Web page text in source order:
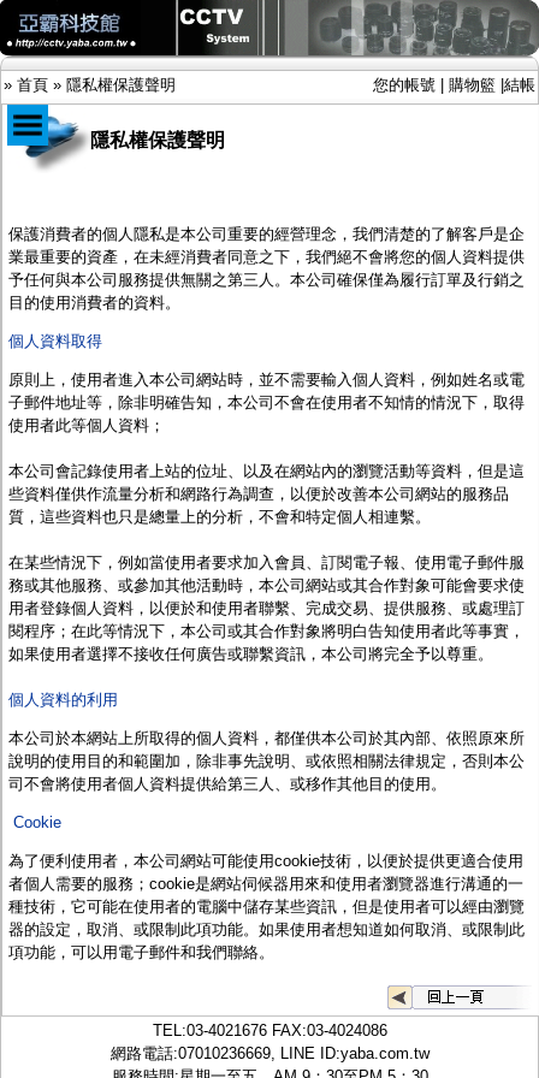
» 首頁 » 隱私權保護聲明 您的帳號 購物籃 結帳
限時促銷特惠專案
IP網路攝影機及錄放影機
AHD DVR數位錄放影機
AHD半球型(適用屋內)
AHD防護罩型攝影機(適用屋外，紅外線照射
AHD特殊功能型攝影機
旋轉型攝影機.旋轉台
傳統高解析攝影機
投光設備
防護罩及支架
多路攝影機單軸傳輸
網路設備
視訊轉換設備
雙絞線傳輸器
雜訊改善器
分配放大器
網路線
懶人線.同軸線.花線
線頭.插座.延長線.HDMI線
集線盒.防水盒.配線盒
轉接頭
行車紀錄器.車用插座配件
電腦工業機殼
客訂商品
隱私權保護聲明
保護消費者的個人隱私是本公司重要的經營理念，我們清楚的了解客戶是企
業最重要的資產，在未經消費者同意之下，我們絕不會將您的個人資料提供
予任何與本公司服務提供無關之第三人。本公司確保僅為履行訂單及行銷之
目的使用消費者的資料。
個人資料取得
原則上，使用者進入 本公司 網站時，並不需要輸入個人資料，例如姓名或電
子郵件地址等，除非明確告知， 本公司 不會在使用者不知情的情況下，取得
使用者此等個人資料；
本公司 會記錄使用者上站的位址、以及在網站內的瀏覽活動等資料，但是這
些資料僅供作流量分析和網路行為調查，以便於改善本公司 網站的服務品
質，這些資料也只是總量上的分析，不會和特定個人相連繫。
在某些情況下，例如當使用者要求加入會員、訂閱電子報、使用電子郵件服
務或其他服務、或參加其他活動時， 本公司 網站或其合作對象可能會要求使
用者登錄個人資料，以便於和使用者聯繫、完成交易、提供服務、或處理訂
閱程序；在此等情況下， 本公司 或其合作對象將明白告知使用者此等事實，
如果使用者選擇不接收任何廣告或聯繫資訊， 本公司 將完全予以尊重。
個人資料的利用
本公司於本網站上所取得的個人資料，都僅供本公司 於其內部、依照原來所
說明的使用目的和範圍加，除非事先說明、或依照相關法律規定，否則本公
司不會將使用者個人資料提供給第三人、或移作其他目的使用。
Cookie
為了便利使用者， 本公司 網站可能使用cookie技術，以便於提供更適合使用
者個人需要的服務； cookie是網站伺候器用來和使用者瀏覽器進行溝通的一
種技術，它可能在使用者的電腦中儲存某些資訊，但是使用者可以經由瀏覽
器的設定，取消、或限制此項功能。如果使用者想知道如何取消、或限制此
項功能，可以用電子郵件和我們聯絡。
TEL:03-4021676FAX:03-4024086
網路電話:07010236669, LINE ID:yaba.com.tw